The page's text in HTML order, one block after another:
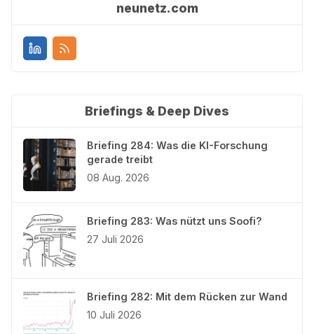
neunetz.com
Briefings & Deep Dives
Briefing 284: Was die KI-Forschung
gerade treibt
08 Aug. 2026
Briefing 283: Was nützt uns Soofi?
27 Juli 2026
Briefing 282: Mit dem Rücken zur Wand
10 Juli 2026